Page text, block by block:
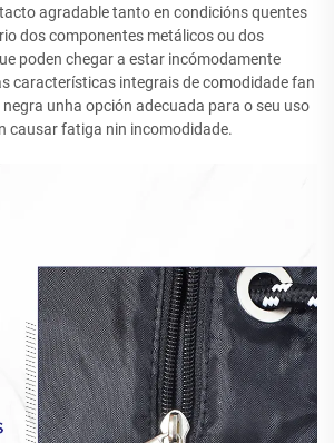
agradable tanto en condicións quentes
dos componentes metálicos ou dos
poden chegar a estar incómodamente
características integrais de comodidade fan
unha opción adecuada para o seu uso
causar fatiga nin incomodidade.